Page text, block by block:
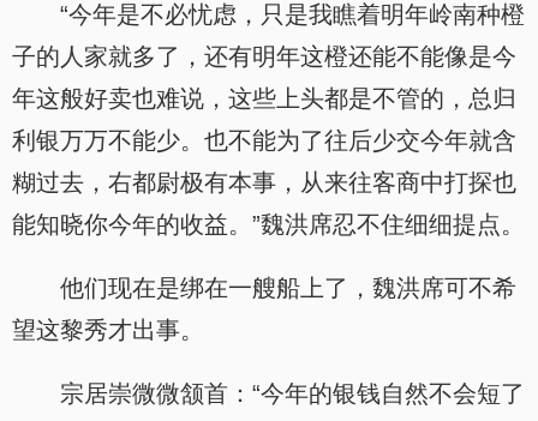
“今年是不必忧虑，只是我瞧着明年岭南种橙
子的人家就多了，还有明年这橙还能不能像是今
年这般好卖也难说，这些上头都是不管的，总归
利银万万不能少。也不能为了往后少交今年就含
糊过去，右都尉极有本事，从来往客商中打探也
能知晓你今年的收益。”魏洪席忍不住细细提点。
他们现在是绑在一艘船上了，魏洪席可不希
望这黎秀才出事。
宗居崇微微颔首：“今年的银钱自然不会短了